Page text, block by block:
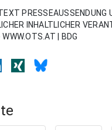
PRESSEAUSSENDUNG
INHALTLICHER
| BDG